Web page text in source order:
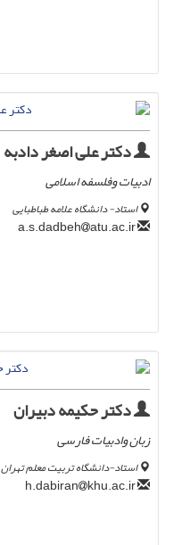
دکتر علی اصغر دادبه
ادبیات وفلسفه اسلامی
استاد- دانشگاه علامه طباطبایی
atu.ac.ir
دکتر حکیمه دبیران
زبان وادبیات فارسی
استاد-دانشگاه تربیت معلم تهران
khu.ac.ir